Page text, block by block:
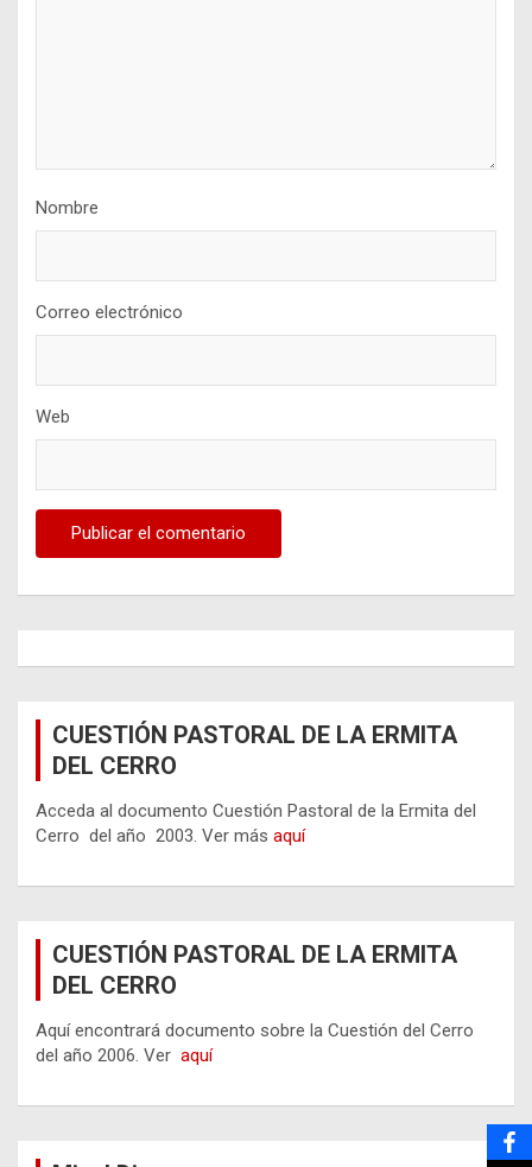
Nombre
Correo electrónico
Web
CUESTIÓN PASTORAL DE LA ERMITA
DEL CERRO
Acceda al documento Cuestión Pastoral de la Ermita del
Cerro del año 2003. Ver más aquí
CUESTIÓN PASTORAL DE LA ERMITA
DEL CERRO
Aquí encontrará documento sobre la Cuestión del Cerro
del año 2006. Ver aquí